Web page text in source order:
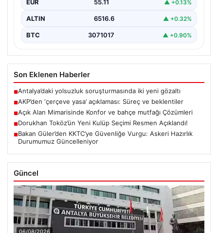
EUR 55.11 ▲ +0.13%
ALTIN 6516.6 ▲ +0.32%
BTC 3071017 ▲ +0.90%
Son Eklenen Haberler
■Antalya’daki yolsuzluk soruşturmasında iki yeni gözaltı
■AKP’den ‘çerçeve yasa’ açıklaması: Süreç ve beklentiler
■Açık Alan Mimarisinde Konfor ve bahçe mutfağı Çözümleri
■Dorukhan Toköz’ün Yeni Kulüp Seçimi Resmen Açıklandı!
■Bakan Güler’den KKTC’ye Güvenliğe Vurgu: Askeri Hazırlık
Durumumuz Güncelleniyor
Güncel